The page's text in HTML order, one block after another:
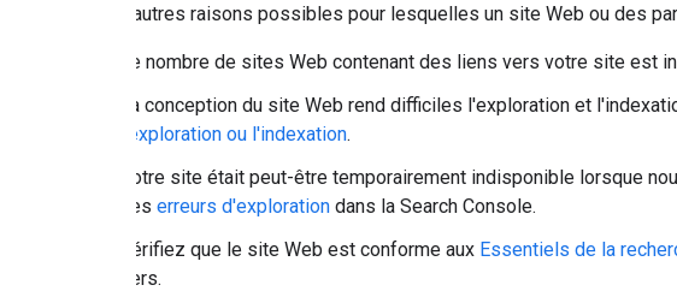
Voici d'autres raisons possibles pour lesquelles un site Web ou des
Le nombre de sites Web contenant des liens vers votre site est
La conception du site Web rend difficiles l'exploration et
l'exploration ou l'indexation.
Votre site était peut-être temporairement indisponible lorsque
des erreurs d'exploration dans la Search Console.
Vérifiez que le site Web est conforme aux Essentiels de la
tiers.